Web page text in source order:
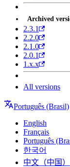
Archived
2.3.1
2.2.0
2.1.0
2.0.1
1.x.x
All versions
Português (Brasil)
English
Français
Português
한국어
中文（中国）